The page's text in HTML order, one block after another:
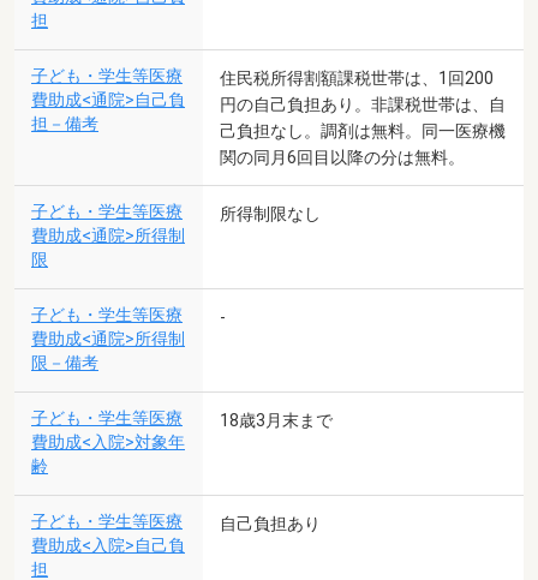
担
子ども・学生等医療
費助成<通院>自己負
担－備考
住民税所得割額課税世帯は、1回200
円の自己負担あり。非課税世帯は、自
己負担なし。調剤は無料。同一医療機
関の同月6回目以降の分は無料。
子ども・学生等医療
費助成<通院>所得制
限
所得制限なし
子ども・学生等医療
費助成<通院>所得制
限－備考
-
子ども・学生等医療
費助成<入院>対象年
齢
18歳3月末まで
子ども・学生等医療
費助成<入院>自己負
担
自己負担あり